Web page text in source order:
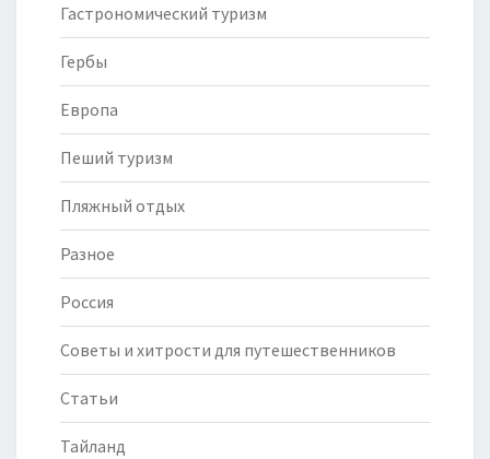
Гастрономический туризм
Гербы
Европа
Пеший туризм
Пляжный отдых
Разное
Россия
Советы и хитрости для путешественников
Статьи
Тайланд